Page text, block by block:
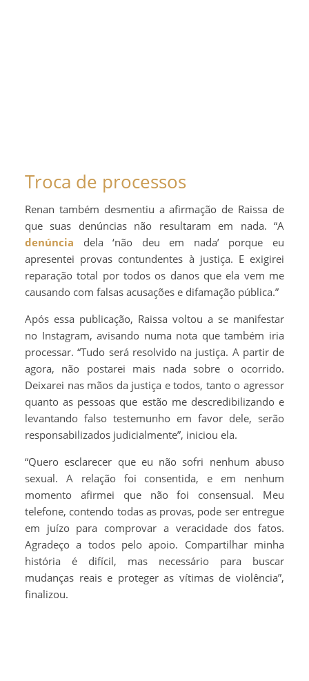
Troca de processos
Renan também desmentiu a afirmação de Raissa de
que suas denúncias não resultaram em nada. “A
denúncia dela ‘não deu em nada’ porque eu
apresentei provas contundentes à justiça. E exigirei
reparação total por todos os danos que ela vem me
causando com falsas acusações e difamação pública.”
Após essa publicação, Raissa voltou a se manifestar
no Instagram, avisando numa nota que também iria
processar. “Tudo será resolvido na justiça. A partir de
agora, não postarei mais nada sobre o ocorrido.
Deixarei nas mãos da justiça e todos, tanto o agressor
quanto as pessoas que estão me descredibilizando e
levantando falso testemunho em favor dele, serão
responsabilizados judicialmente”, iniciou ela.
“Quero esclarecer que eu não sofri nenhum abuso
sexual. A relação foi consentida, e em nenhum
momento afirmei que não foi consensual. Meu
telefone, contendo todas as provas, pode ser entregue
em juízo para comprovar a veracidade dos fatos.
Agradeço a todos pelo apoio. Compartilhar minha
história é difícil, mas necessário para buscar
mudanças reais e proteger as vítimas de violência”,
finalizou.